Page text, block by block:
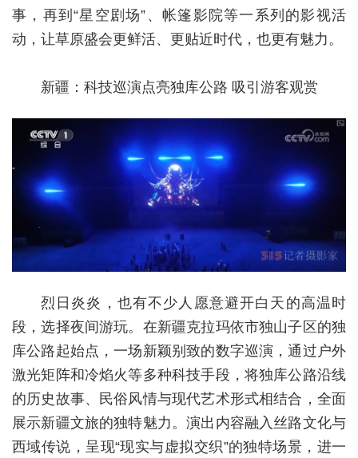
事，再到“星空剧场”、帐篷影院等一系列的影视活
动，让草原盛会更鲜活、更贴近时代，也更有魅力。
新疆：科技巡演点亮独库公路 吸引游客观赏
烈日炎炎，也有不少人愿意避开白天的高温时
段，选择夜间游玩。在新疆克拉玛依市独山子区的独
库公路起始点，一场新颖别致的数字巡演，通过户外
激光矩阵和冷焰火等多种科技手段，将独库公路沿线
的历史故事、民俗风情与现代艺术形式相结合，全面
展示新疆文旅的独特魅力。演出内容融入丝路文化与
西域传说，呈现“现实与虚拟交织”的独特场景，进一